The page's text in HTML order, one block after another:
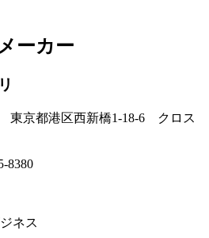
ーカー
東京都港区西新橋1-18-6 クロス
8380
ネス